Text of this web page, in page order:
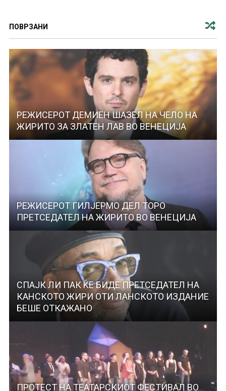
ПОВРЗАНИ
РЕЖИСЕРОТ ДЕМИЕН ШАЗЕЛ НА ЧЕЛО НА
ЖИРИТО ЗА ЗЛАТЕН ЛАВ ВО ВЕНЕЦИЈА
РЕЖИСЕРОТ ГИЛЈЕРМО ДЕЛ ТОРО
ПРЕТСЕДАТЕЛ НА ЖИРИТО ВО ВЕНЕЦИЈА
СПАЈК ЛИ ПАК ЌЕ БИДЕ ПРЕТСЕДАТЕЛ НА
КАНСКОТО ЖИРИ ОТИ ЛАНСКОТО ИЗДАНИЕ
БЕШЕ ОТКАЖАНО
ПРОТЕСТ НА ТЕАТАРСКИОТ ФЕСТИВАЛ ВО